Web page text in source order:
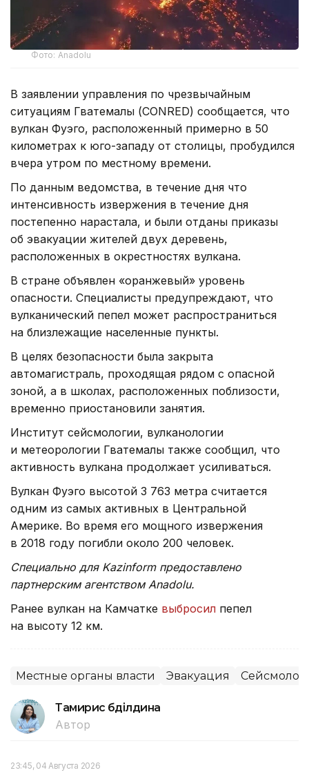
Фото: Anadolu
В заявлении управления по чрезвычайным
ситуациям Гватемалы (CONRED) сообщается, что
вулкан Фуэго, расположенный примерно в 50
километрах к юго-западу от столицы, пробудился
вчера утром по местному времени.
По данным ведомства, в течение дня что
интенсивность извержения в течение дня
постепенно нарастала, и были отданы приказы
об эвакуации жителей двух деревень,
расположенных в окрестностях вулкана.
В стране объявлен «оранжевый» уровень
опасности. Специалисты предупреждают, что
вулканический пепел может распространиться
на близлежащие населенные пункты.
В целях безопасности была закрыта
автомагистраль, проходящая рядом с опасной
зоной, а в школах, расположенных поблизости,
временно приостановили занятия.
Институт сейсмологии, вулканологии
и метеорологии Гватемалы также сообщил, что
активность вулкана продолжает усиливаться.
Вулкан Фуэго высотой 3 763 метра считается
одним из самых активных в Центральной
Америке. Во время его мощного извержения
в 2018 году погибли около 200 человек.
Специально для Kazinform предоставлено
партнерским агентством Anadolu.
Ранее вулкан на Камчатке выбросил пепел
на высоту 12 км.
Местные органы власти Эвакуация
Тамирис Әбділдина
Автор
23:45, 04 Августа 2026